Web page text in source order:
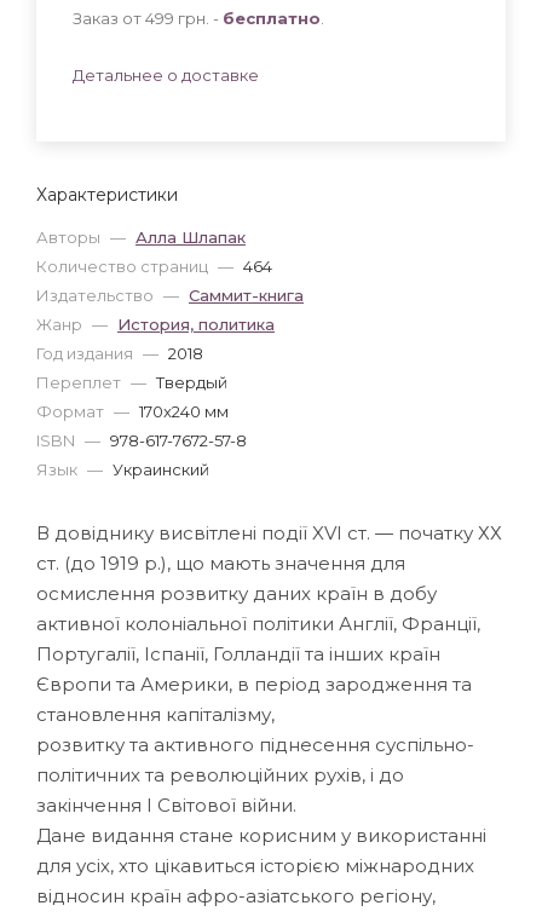
Характеристики
Авторы — Алла Шлапак
Количество страниц — 464
Издательство — Саммит-книга
Жанр — История, политика
Год издания — 2018
Переплет — Твердый
Формат — 170x240 мм
ISBN — 978-617-7672-57-8
Язык — Украинский
Заказ от 499 грн. - бесплатно
Детальнее о доставке
В довіднику висвітлені події XVI ст. — початку ХХ
ст. (до 1919 р.), що мають значення для
осмислення розвитку даних країн в добу
активної колоніальної політики Англії, Франції,
Португалії, Іспанії, Голландії та інших країн
Європи та Америки, в період зародження та
становлення капіталізму,
розвитку та активного піднесення суспільно-
політичних та революційних рухів, і до
закінчення І Світової війни.
Дане видання стане корисним у використанні
для усіх, хто цікавиться історією міжнародних
відносин країн афро-азіатського регіону,